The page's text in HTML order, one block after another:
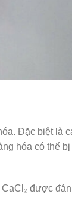
Đặc biệt là
hóa có thể bị
CaCl₂ được